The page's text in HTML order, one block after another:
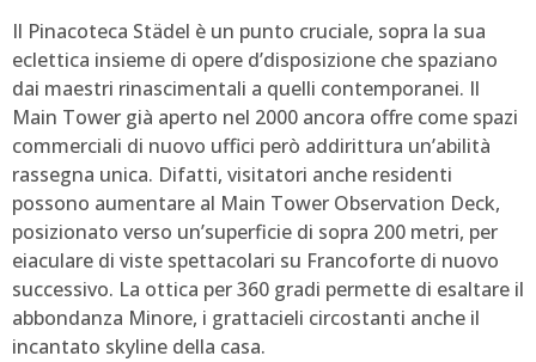
Il Pinacoteca Städel è un punto cruciale, sopra la sua
eclettica insieme di opere d’disposizione che spaziano
dai maestri rinascimentali a quelli contemporanei. Il
Main Tower già aperto nel 2000 ancora offre come spazi
commerciali di nuovo uffici però addirittura un’abilità
rassegna unica. Difatti, visitatori anche residenti
possono aumentare al Main Tower Observation Deck,
posizionato verso un’superficie di sopra 200 metri, per
eiaculare di viste spettacolari su Francoforte di nuovo
successivo. La ottica per 360 gradi permette di esaltare il
abbondanza Minore, i grattacieli circostanti anche il
incantato skyline della casa.